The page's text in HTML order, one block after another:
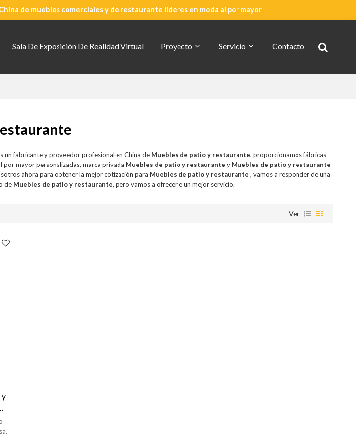
de muebles comerciales y de restaurante líderes en moda al por mayor
Sala De Exposición De Realidad Virtual Proyecto Servicio Contacto
un fabricante y proveedor profesional en China de Muebles de patio y restaurante, proporcionamos fábricas
por mayor personalizadas, marca privada Muebles de patio y restaurante y Muebles de patio y restaurante
ahora para obtener la mejor cotización para Muebles de patio y restaurante , vamos a responder de una
de Muebles de patio y restaurante, pero vamos a ofrecerle un mejor servicio.
Ver
y